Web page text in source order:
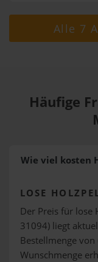
Alle 7
Häufige
Wie viel kosten
LOSE
Der Preis für lose
31094) liegt
Bestellmenge
Wunschmenge